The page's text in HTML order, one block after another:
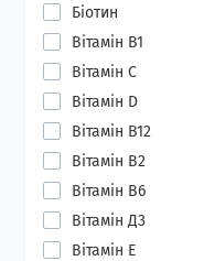
Біотин
Вітамін B1
Вітамін C
Вітамін D
Вітамін В12
Вітамін В2
Вітамін В6
Вітамін Д3
Вітамін Е